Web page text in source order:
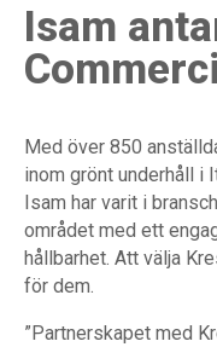
Isam
Med över 850
inom grönt underhåll i
Isam har varit i
området med ett
hållbarhet. Att välja
för dem.
”Partnerskapet med